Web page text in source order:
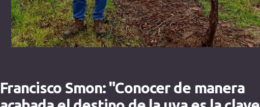
Francisco Smon: "Conocer de manera